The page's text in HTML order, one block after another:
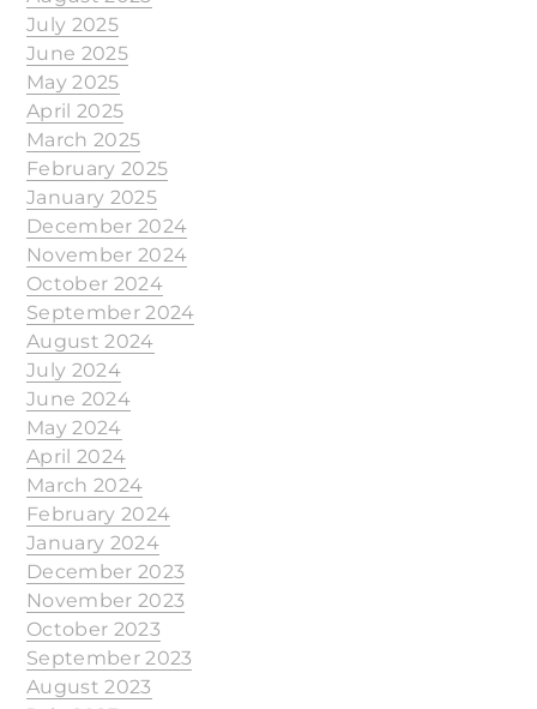
July 2025
June 2025
May 2025
April 2025
March 2025
February 2025
January 2025
December 2024
November 2024
October 2024
September 2024
August 2024
July 2024
June 2024
May 2024
April 2024
March 2024
February 2024
January 2024
December 2023
November 2023
October 2023
September 2023
August 2023